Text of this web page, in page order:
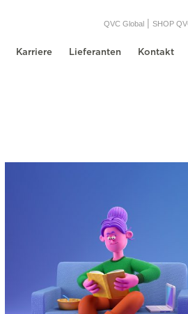
Karriere Lieferanten Kontakt
QVC Global | SHOP